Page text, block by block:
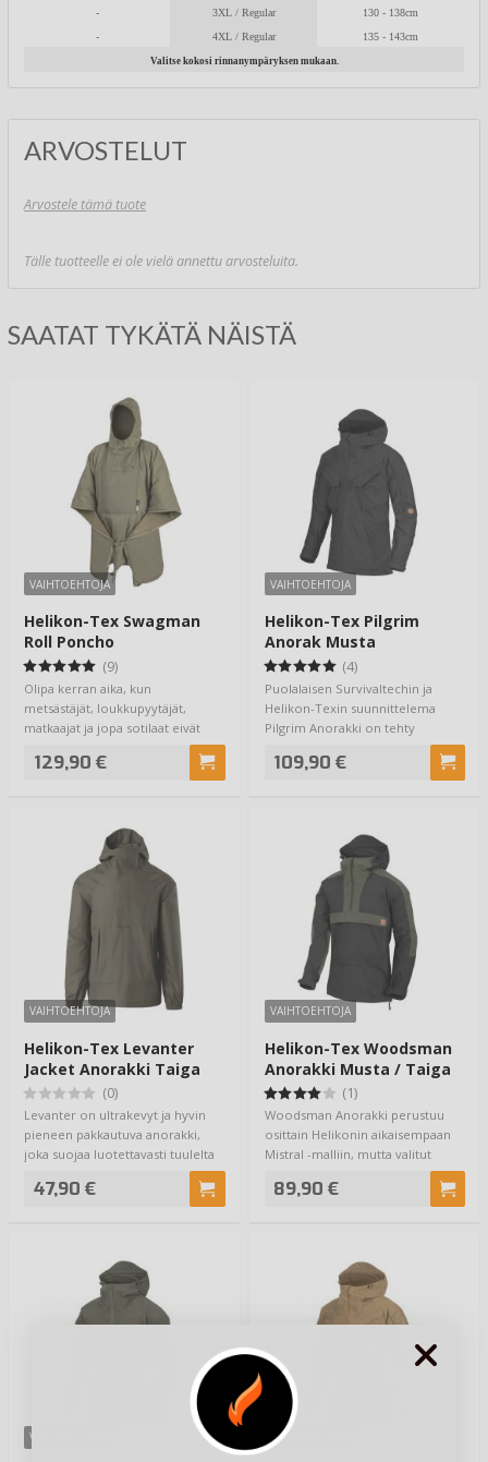
- 3XL / Regular
130 - 138cm
-
4XL / Regular 135 - 143cm
Valitse kokosi rinnanympäryksen mukaan.
ARVOSTELUT
Arvostele tämä tuote
Tälle tuotteelle ei ole vielä annettu arvosteluita.
SAATAT TYKÄTÄ NÄISTÄ
VAIHTOEHTOJA
Helikon-Tex Swagman
Roll Poncho
(9)
Olipa kerran aika, kun
metsästäjät, loukkupyytäjät,
matkaajat ja jopa sotilaat eivät
129,90 €
VAIHTOEHTOJA
Helikon-Tex Pilgrim
Anorak Musta
(4)
Puolalaisen Survivaltechin ja
Helikon-Texin suunnittelema
Pilgrim Anorakki on tehty
109,90 €
VAIHTOEHTOJA
Helikon-Tex Levanter
Jacket Anorakki Taiga
Green
(0)
Levanter on ultrakevyt ja hyvin
pieneen pakkautuva anorakki,
joka suojaa luotettavasti tuulelta
47,90 €
VAIHTOEHTOJA
Helikon-Tex Woodsman
Anorakki Musta / Taiga
Green
(1)
Woodsman Anorakki perustuu
osittain Helikonin aikaisempaan
Mistral -malliin, mutta valitut
89,90 €
VAIHTOEHTOJA VAIHTOEHTOJA